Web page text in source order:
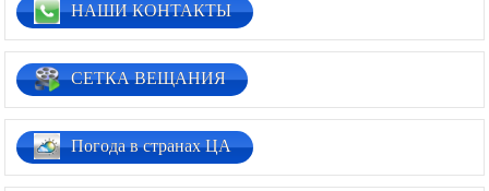
НАШИ КОНТАКТЫ
СЕТКА ВЕЩАНИЯ
Погода в странах ЦА